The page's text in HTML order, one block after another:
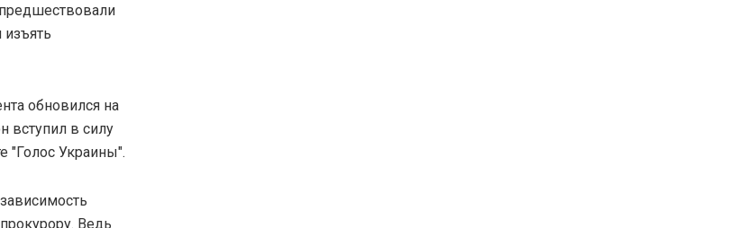
изъять
обновился на
вступил в силу
"Голос Украины".
Ведь